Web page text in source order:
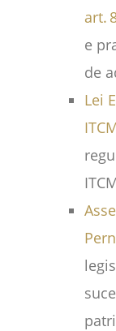
art.
e
de
Lei